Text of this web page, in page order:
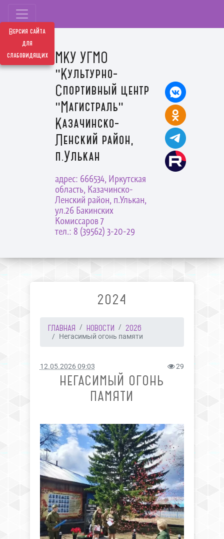
Версия сайта
для
слабовидящих
МКУ УГМО
"Культурно-
Спортивный центр
"Магистраль"
Казачинско-
Ленский район,
п.Улькан
адрес: 666534, Иркутская
область, Казачинско-
Ленский район, п.Улькан,
ул.26 Бакинских
Комиссаров 7
тел.: 8 (39562) 3-20-29
2024
ГЛАВНАЯ НОВОСТИ 2026
Негасимый огонь памяти
12.05.2026 09:03 29
НЕГАСИМЫЙ ОГОНЬ
ПАМЯТИ